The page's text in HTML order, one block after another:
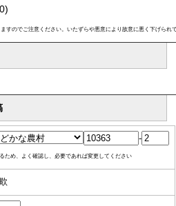
すのでご注意ください。いたずらや悪意により故意に悪く下げられ
-
ため、よく確認し、必要であれば変更してください